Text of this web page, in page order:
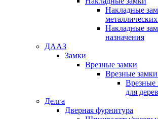
Накладные
Накладные
назначения
ДААЗ
Замки
Врезные замки
Врезные
Врезные
для
Делга
Дверная фурнитура